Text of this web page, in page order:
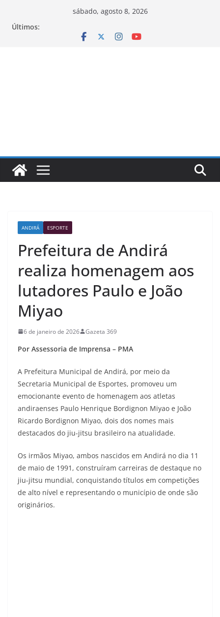
sábado, agosto 8, 2026
Últimos:
ANDIRÁ ESPORTE
Prefeitura de Andirá
realiza homenagem aos
lutadores Paulo e João
Miyao
6 de janeiro de 2026 Gazeta 369
Por Assessoria de Imprensa – PMA
A Prefeitura Municipal de Andirá, por meio da
Secretaria Municipal de Esportes, promoveu um
emocionante evento de homenagem aos atletas
andiraenses Paulo Henrique Bordignon Miyao e João
Ricardo Bordignon Miyao, dois dos nomes mais
destacados do jiu-jitsu brasileiro na atualidade.
Os irmãos Miyao, ambos nascidos em Andirá no dia 11
de maio de 1991, construíram carreiras de destaque no
jiu-jitsu mundial, conquistando títulos em competições
de alto nível e representando o município de onde são
originários.